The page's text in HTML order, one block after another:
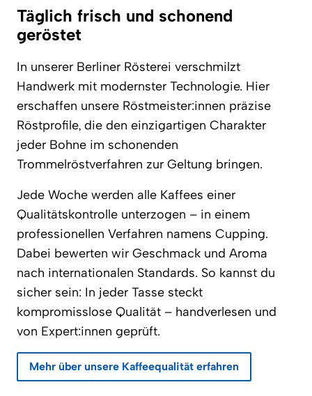
Täglich frisch und schonend
geröstet
In unserer Berliner Rösterei verschmilzt
Handwerk mit modernster Technologie. Hier
erschaffen unsere Röstmeister:innen präzise
Röstprofile, die den einzigartigen Charakter
jeder Bohne im schonenden
Trommelröstverfahren zur Geltung bringen.
Jede Woche werden alle Kaffees einer
Qualitätskontrolle unterzogen – in einem
professionellen Verfahren namens Cupping.
Dabei bewerten wir Geschmack und Aroma
nach internationalen Standards. So kannst du
sicher sein: In jeder Tasse steckt
kompromisslose Qualität – handverlesen und
von Expert:innen geprüft.
Mehr über unsere Kaffeequalität erfahren